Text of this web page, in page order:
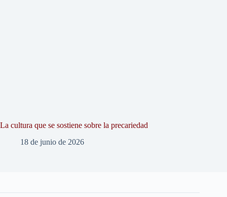
La cultura que se sostiene sobre la precariedad
18 de junio de 2026